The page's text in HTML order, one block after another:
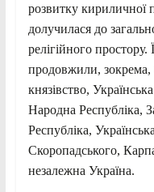
розвитку кириличної
долучилася до
релігійного простору.
продовжили,
князівство,
Народна Республіка,
Республіка,
Скоропадського,
незалежна Україна.